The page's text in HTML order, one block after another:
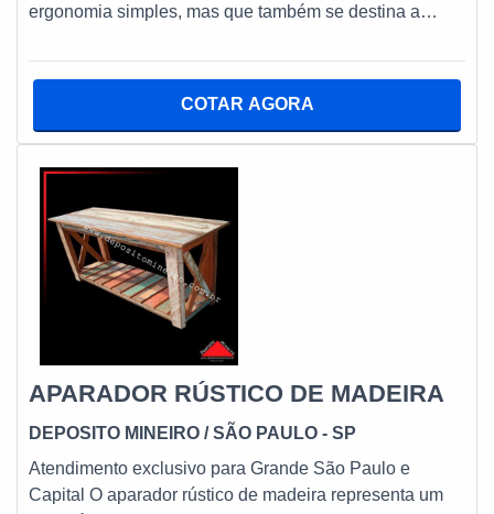
ergonomia simples, mas que também se destina a
pode ser exponencialmente utilização na composição
quase que inteiramente pautada na presença da
peroba de demolição.PRINCIPAIS DETALHES DO
COTAR AGORA
APARADOR RÚSTICO DE MADEIRA
DEPOSITO MINEIRO / SÃO PAULO - SP
Atendimento exclusivo para Grande São Paulo e
Capital O aparador rústico de madeira representa um